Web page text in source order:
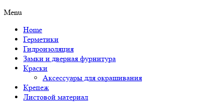
Menu
Home
Герметики
Гидроизоляция
Замки и дверная фурнитура
Краски
Аксессуары для окрашивания
Крепеж
Листовой материал